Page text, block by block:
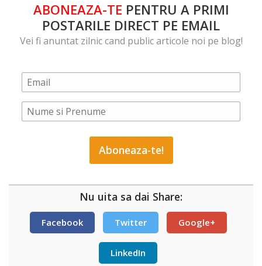
ABONEAZA-TE PENTRU A PRIMI
POSTARILE DIRECT PE EMAIL
Vei fi anuntat zilnic cand public articole noi pe blog!
Nu uita sa dai Share:
Facebook Twitter Google+
LinkedIn